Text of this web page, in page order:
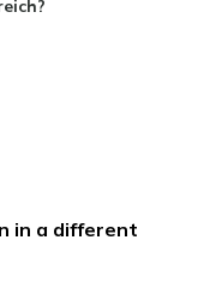
in a different